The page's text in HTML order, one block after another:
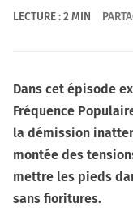
LECTURE : 2 MIN
Dans cet épisode
Fréquence
la démission
montée des
mettre les pieds
sans fioritures.